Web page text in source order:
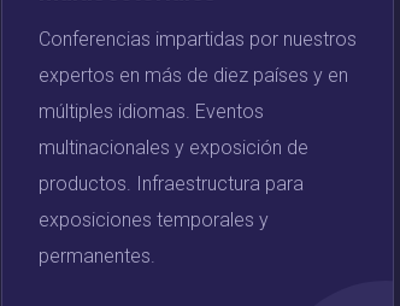
Conferencias impartidas por nuestros
expertos en más de diez países y en
múltiples idiomas. Eventos
multinacionales y exposición de
productos. Infraestructura para
exposiciones temporales y
permanentes.